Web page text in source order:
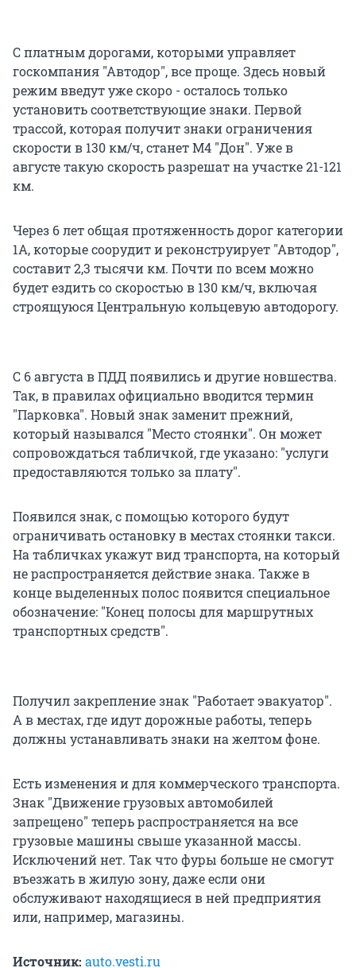
С платным дорогами, которыми управляет
госкомпания "Автодор", все проще. Здесь новый
режим введут уже скоро - осталось только
установить соответствующие знаки. Первой
трассой, которая получит знаки ограничения
скорости в 130 км/ч, станет М4 "Дон". Уже в
августе такую скорость разрешат на участке 21-121
км.
Через 6 лет общая протяженность дорог категории
1А, которые соорудит и реконструирует "Автодор",
составит 2,3 тысячи км. Почти по всем можно
будет ездить со скоростью в 130 км/ч, включая
строящуюся Центральную кольцевую автодорогу.
С 6 августа в ПДД появились и другие новшества.
Так, в правилах официально вводится термин
"Парковка". Новый знак заменит прежний,
который назывался "Место стоянки". Он может
сопровождаться табличкой, где указано: "услуги
предоставляются только за плату".
Появился знак, с помощью которого будут
ограничивать остановку в местах стоянки такси.
На табличках укажут вид транспорта, на который
не распространяется действие знака. Также в
конце выделенных полос появится специальное
обозначение: "Конец полосы для маршрутных
транспортных средств".
Получил закрепление знак "Работает эвакуатор".
А в местах, где идут дорожные работы, теперь
должны устанавливать знаки на желтом фоне.
Есть изменения и для коммерческого транспорта.
Знак "Движение грузовых автомобилей
запрещено" теперь распространяется на все
грузовые машины свыше указанной массы.
Исключений нет. Так что фуры больше не смогут
въезжать в жилую зону, даже если они
обслуживают находящиеся в ней предприятия
или, например, магазины.
Источник: auto.vesti.ru